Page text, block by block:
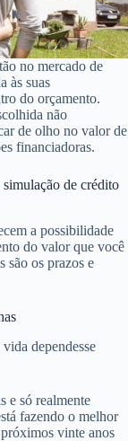
no mercado de
às suas
do orçamento.
não
de olho no valor de
financiadoras.
de crédito
a possibilidade
do valor que você
são os prazos e
dependesse
e só realmente
fazendo o melhor
vinte anos